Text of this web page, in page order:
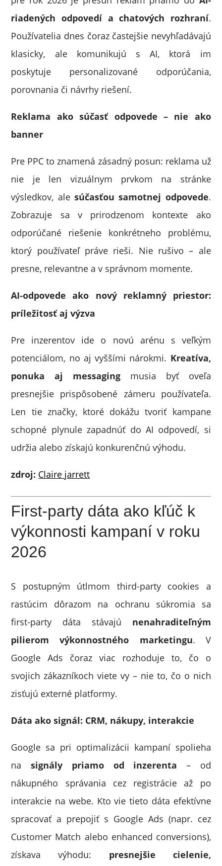
riadených odpovedí a chatových rozhraní.
Používatelia dnes čoraz častejšie nevyhľadávajú
klasicky, ale komunikujú s AI, ktorá im
poskytuje personalizované odporúčania,
porovnania či návrhy riešení.
Reklama ako súčasť odpovede – nie ako
banner
Pre PPC to znamená zásadný posun: reklama už
nie je len vizuálnym prvkom na stránke
výsledkov, ale súčasťou samotnej odpovede.
Zobrazuje sa v prirodzenom kontexte ako
odporúčané riešenie konkrétneho problému,
ktorý používateľ práve rieši. Nie rušivo – ale
presne, relevantne a v správnom momente.
AI-odpovede ako nový reklamný priestor:
príležitosť aj výzva
Pre inzerentov ide o novú arénu s veľkým
potenciálom, no aj vyššími nárokmi. Kreatíva,
ponuka aj messaging musia byť oveľa
presnejšie prispôsobené zámeru používateľa.
Len tie značky, ktoré dokážu tvoriť kampane
schopné plynule zapadnúť do AI odpovedí, si
udržia alebo získajú konkurenčnú výhodu.
zdroj: Claire jarrett
First-party dáta ako kľúč k
výkonnosti kampaní v roku
2026
S postupným útlmom third-party cookies a
rastúcim dôrazom na ochranu súkromia sa
first-party dáta stávajú nenahraditeľným
pilierom výkonnostného marketingu. V
Google Ads čoraz viac rozhoduje to, čo o
svojich zákazníkoch viete vy – nie to, čo o nich
zisťujú externé platformy.
Dáta ako signál: CRM, nákupy, interakcie
Google sa pri optimalizácii kampaní spolieha
nasignály priamo od inzerenta – od
nákupného správania cez registrácie až po
interakcie na webe. Kto vie tieto dáta efektívne
spracovať a prepojiť s Google Ads (napr. cez
Customer Match alebo enhanced conversions),
získava výhodu: presnejšie cielenie,